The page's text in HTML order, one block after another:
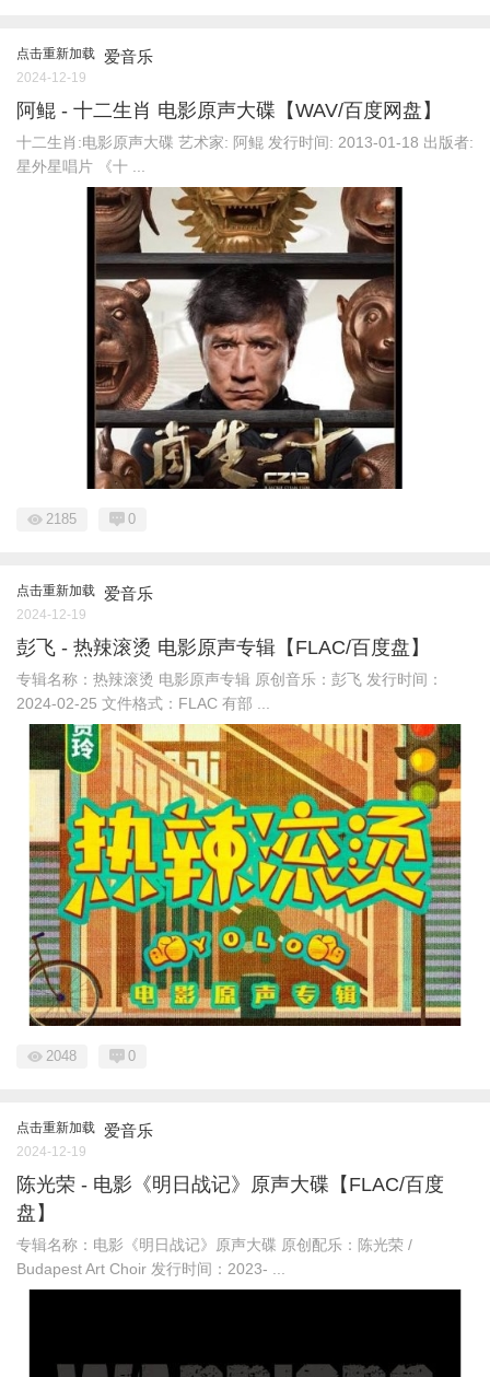
点击重新加载 爱音乐
2024-12-19
阿鲲 - 十二生肖 电影原声大碟【WAV/百度网盘】
十二生肖:电影原声大碟 艺术家: 阿鲲 发行时间: 2013-01-18 出版者:
星外星唱片 《十 ...
2185 0
点击重新加载 爱音乐
2024-12-19
彭飞 - 热辣滚烫 电影原声专辑【FLAC/百度盘】
专辑名称：热辣滚烫 电影原声专辑 原创音乐：彭飞 发行时间：
2024-02-25 文件格式：FLAC 有部 ...
2048 0
点击重新加载 爱音乐
2024-12-19
陈光荣 - 电影《明日战记》原声大碟【FLAC/百度
盘】
专辑名称：电影《明日战记》原声大碟 原创配乐：陈光荣 /
Budapest Art Choir 发行时间：2023- ...